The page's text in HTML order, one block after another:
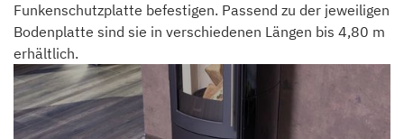
Funkenschutzplatte befestigen. Passend zu der jeweiligen
Bodenplatte sind sie in verschiedenen Längen bis 4,80 m
erhältlich.